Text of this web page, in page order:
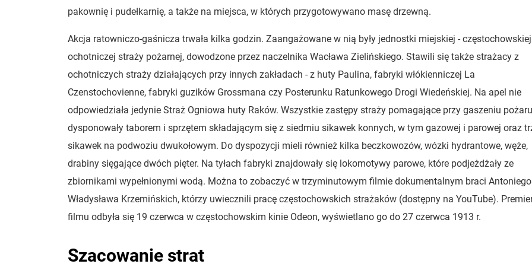
pakownię i pudełkarnię, a także na miejsca, w których przygotowywano masę drzewną.
Akcja ratowniczo-gaśnicza trwała kilka godzin. Zaangażowane w nią były jednostki miejskiej - częstochowskiej
ochotniczej straży pożarnej, dowodzone przez naczelnika Wacława Zielińskiego. Stawili się także strażacy z
ochotniczych straży działających przy innych zakładach - z huty Paulina, fabryki włókienniczej La
Czenstochovienne, fabryki guzików Grossmana czy Posterunku Ratunkowego Drogi Wiedeńskiej. Na apel nie
odpowiedziała jedynie Straż Ogniowa huty Raków. Wszystkie zastępy straży pomagające przy gaszeniu pożaru
dysponowały taborem i sprzętem składającym się z siedmiu sikawek konnych, w tym gazowej i parowej oraz
sikawek na podwoziu dwukołowym. Do dyspozycji mieli również kilka beczkowozów, wózki hydrantowe, węże,
drabiny sięgające dwóch pięter. Na tyłach fabryki znajdowały się lokomotywy parowe, które podjeżdżały ze
zbiornikami wypełnionymi wodą. Można to zobaczyć w trzyminutowym filmie dokumentalnym braci
Władysława Krzemińskich, którzy uwiecznili pracę częstochowskich strażaków (dostępny na YouTube).
filmu odbyła się 19 czerwca w częstochowskim kinie Odeon, wyświetlano go do 27 czerwca 1913 r.
Szacowanie strat